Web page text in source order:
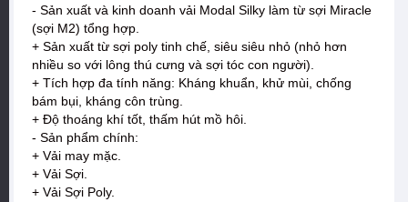
- Sản xuất và kinh doanh vải Modal Silky làm từ sợi Miracle
(sợi M2) tổng hợp.
+ Sản xuất từ sợi poly tinh chế, siêu siêu nhỏ (nhỏ hơn
nhiều so với lông thú cưng và sợi tóc con người).
+ Tích hợp đa tính năng: Kháng khuẩn, khử mùi, chống
bám bụi, kháng côn trùng.
+ Độ thoáng khí tốt, thấm hút mồ hôi.
- Sản phẩm chính:
+ Vải may mặc.
+ Vải Sợi.
+ Vải Sợi Poly.